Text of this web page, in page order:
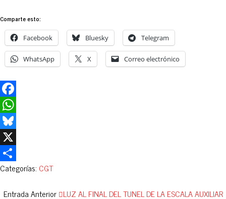
Comparte esto:
Facebook Bluesky Telegram
WhatsApp X Correo electrónico
Facebook
WhatsApp
Bluesky
X
Compartir
Categorías: CGT
Entrada Anterior LUZ AL FINAL DEL TUNEL DE LA ESCALA AUXILIAR